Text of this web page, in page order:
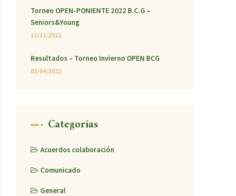
Torneo OPEN-PONIENTE 2022 B.C.G –
Seniors&Young
11/21/2022
Resultados – Torneo Invierno OPEN BCG
03/04/2022
Categorías
Acuerdos colaboración
Comunicado
General